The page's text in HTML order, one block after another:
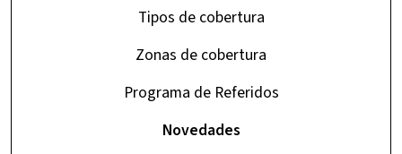
Tipos de cobertura
Zonas de cobertura
Programa de Referidos
Novedades